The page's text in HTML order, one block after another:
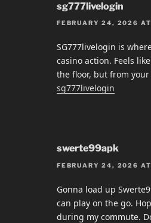
sg777livelogin
FEBRUARY 24, 2026
SG777livelogin is
casino action. Feels
the floor, but from
sg777livelogin
swerte99apk
FEBRUARY 24, 2026
Gonna load up
can play on the go.
during my commute.